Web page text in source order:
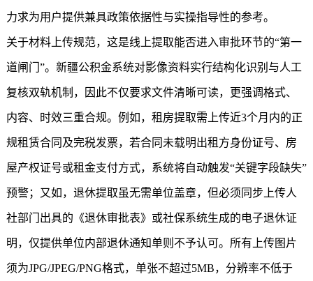
力求为用户提供兼具政策依据性与实操指导性的参考。
关于材料上传规范，这是线上提取能否进入审批环节的“第一
道闸门”。 新疆公积金系统对影像资料实行结构化识别与人工
复核双轨机制，因此不仅要求文件清晰可读，更强调格式、
内容、时效三重合规。例如，租房提取需上传近3个月内的正
规租赁合同及完税发票，若合同未载明出租方身份证号、房
屋产权证号或租金支付方式，系统将自动触发“关键字段缺失”
预警；又如，退休提取虽无需单位盖章，但必须同步上传人
社部门出具的《退休审批表》或社保系统生成的电子退休证
明，仅提供单位内部退休通知单则不予认可。所有上传图片
须为JPG/JPEG/PNG格式，单张不超过5MB，分辨率不低于